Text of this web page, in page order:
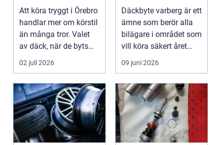
årstider
Att köra tryggt i Örebro
handlar mer om körstil
än många tror. Valet
av däck, när de byts
och hur de...
02 juli 2026
Däckbyte varberg är ett
ämne som berör alla
bilägare i området som
vill köra säkert året
om. När väd...
09 juni 2026